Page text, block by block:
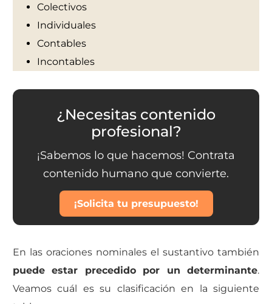
Colectivos
Individuales
Contables
Incontables
¿Necesitas contenido
profesional?
¡Sabemos lo que hacemos! Contrata
contenido humano que convierte.
¡Solicita tu presupuesto!
En las oraciones nominales el sustantivo también
puede estar precedido por un determinante.
Veamos cuál es su clasificación en la siguiente